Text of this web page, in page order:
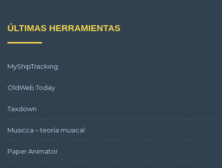
ÚLTIMAS HERRAMIENTAS
MyShipTracking
OldWeb.Today
Taxdown
Musicca – teoría musical
Paper Animator